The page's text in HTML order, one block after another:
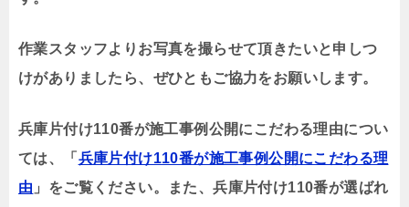
作業スタッフよりお写真を撮らせて頂きたいと申しつ
けがありましたら、ぜひともご協力をお願いします。
兵庫片付け110番が施工事例公開にこだわる理由につい
ては、「 兵庫片付け110番が施工事例公開にこだわる理
由 」をご覧ください。また、兵庫片付け110番が選ばれ